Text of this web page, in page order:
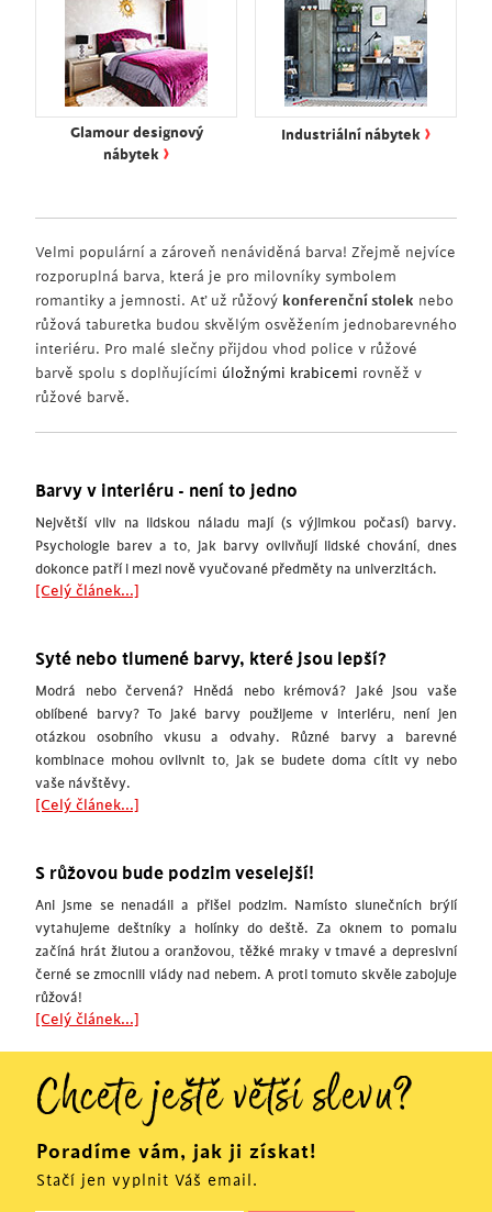
Glamour designový
nábytek ›
Industriální nábytek ›
Velmi populární a zároveň nenáviděná barva! Zřejmě nejvíce
rozporuplná barva, která je pro milovníky symbolem
romantiky a jemnosti. Ať už růžový konferenční stolek nebo
růžová taburetka budou skvělým osvěžením jednobarevného
interiéru. Pro malé slečny přijdou vhod police v růžové
barvě spolu s doplňujícími úložnými krabicemi rovněž v
růžové barvě.
Barvy v interiéru - není to jedno
Největší vliv na lidskou náladu mají (s výjimkou počasí) barvy.
Psychologie barev a to, jak barvy ovlivňují lidské chování, dnes
dokonce patří i mezi nově vyučované předměty na univerzitách.
[Celý článek...]
Syté nebo tlumené barvy, které jsou lepší?
Modrá nebo červená? Hnědá nebo krémová? Jaké jsou vaše
oblíbené barvy? To jaké barvy použijeme v interiéru, není jen
otázkou osobního vkusu a odvahy. Různé barvy a barevné
kombinace mohou ovlivnit to, jak se budete doma cítit vy nebo
vaše návštěvy.
[Celý článek...]
S růžovou bude podzim veselejší!
Ani jsme se nenadáli a přišel podzim. Namísto slunečních brýlí
vytahujeme deštníky a holínky do deště. Za oknem to pomalu
začíná hrát žlutou a oranžovou, těžké mraky v tmavé a depresivní
černé se zmocnili vlády nad nebem. A proti tomuto skvěle zabojuje
růžová!
[Celý článek...]
Chcete ještě větší slevu?
Poradíme vám, jak ji získat!
Stačí jen vyplnit Váš email.